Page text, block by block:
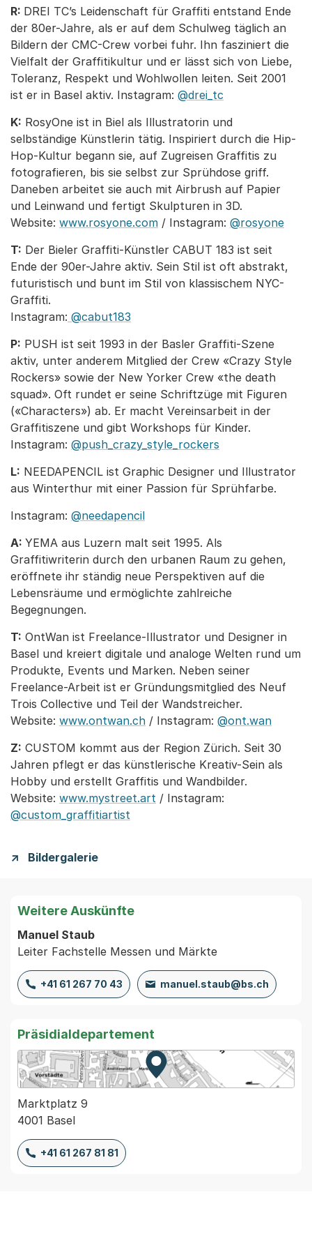
R: DREI TC’s Leidenschaft für Graffiti entstand Ende
der 80er-Jahre, als er auf dem Schulweg täglich an
Bildern der CMC-Crew vorbei fuhr. Ihn fasziniert die
Vielfalt der Graffitikultur und er lässt sich von Liebe,
Toleranz, Respekt und Wohlwollen leiten. Seit 2001
ist er in Basel aktiv. Instagram: @drei_tc
K: RosyOne ist in Biel als Illustratorin und
selbständige Künstlerin tätig. Inspiriert durch die Hip-
Hop-Kultur begann sie, auf Zugreisen Graffitis zu
fotografieren, bis sie selbst zur Sprühdose griff.
Daneben arbeitet sie auch mit Airbrush auf Papier
und Leinwand und fertigt Skulpturen in 3D.
Website: www.rosyone.com / Instagram: @rosyone
T: Der Bieler Graffiti-Künstler CABUT 183 ist seit
Ende der 90er-Jahre aktiv. Sein Stil ist oft abstrakt,
futuristisch und bunt im Stil von klassischem NYC-
Graffiti.
Instagram: @cabut183
P: PUSH ist seit 1993 in der Basler Graffiti-Szene
aktiv, unter anderem Mitglied der Crew «Crazy Style
Rockers» sowie der New Yorker Crew «the death
squad». Oft rundet er seine Schriftzüge mit Figuren
(«Characters») ab. Er macht Vereinsarbeit in der
Graffitiszene und gibt Workshops für Kinder.
Instagram: @push_crazy_style_rockers
L: NEEDAPENCIL ist Graphic Designer und Illustrator
aus Winterthur mit einer Passion für Sprühfarbe.
Instagram: @needapencil
A: YEMA aus Luzern malt seit 1995. Als
Graffitiwriterin durch den urbanen Raum zu gehen,
eröffnete ihr ständig neue Perspektiven auf die
Lebensräume und ermöglichte zahlreiche
Begegnungen.
T: OntWan ist Freelance-Illustrator und Designer in
Basel und kreiert digitale und analoge Welten rund um
Produkte, Events und Marken. Neben seiner
Freelance-Arbeit ist er Gründungsmitglied des Neuf
Trois Collective und Teil der Wandstreicher.
Website: www.ontwan.ch / Instagram: @ont.wan
Z: CUSTOM kommt aus der Region Zürich. Seit 30
Jahren pflegt er das künstlerische Kreativ-Sein als
Hobby und erstellt Graffitis und Wandbilder.
Website: www.mystreet.art / Instagram:
@custom_graffitiartist
Bildergalerie
Weitere Auskünfte
Manuel Staub
Leiter Fachstelle Messen und Märkte
+41 61 267 70 43 manuel.staub@bs.ch
Präsidialdepartement
Zur Karte von MapBS.
Externer Link, wird in einem
Marktplatz 9
4001 Basel
+41 61 267 81 81